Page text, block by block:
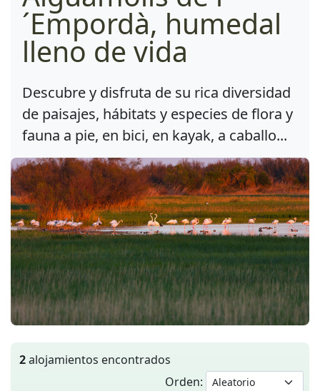
´Empordà, humedal
lleno de vida
Descubre y disfruta de su rica diversidad
de paisajes, hábitats y especies de flora y
fauna a pie, en bici, en kayak, a caballo...
2alojamientos encontrados
Orden: